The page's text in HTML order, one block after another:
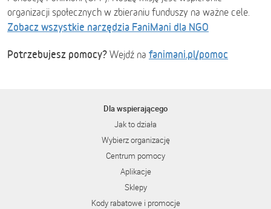
organizacji społecznych w zbieraniu funduszy na ważne cele.
Zobacz wszystkie narzędzia FaniMani dla NGO
Potrzebujesz pomocy? Wejdź na fanimani.pl/pomoc
Dla wspierającego
Jak to działa
Wybierz organizację
Centrum pomocy
Aplikacje
Sklepy
Kody rabatowe i promocje